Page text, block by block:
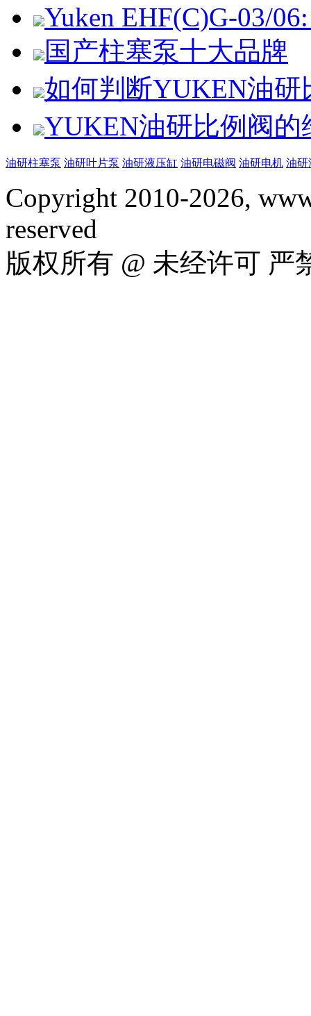
Yuken EHF(C)G-03/
国产柱塞泵十大品牌
如何判断YUKEN油
YUKEN油研比例阀的
油研柱塞泵 油研叶片泵 油研液压缸 油研电磁阀 油研电机 油研
Copyright 2010-2026,
reserved
版权所有 @ 未经许可 严